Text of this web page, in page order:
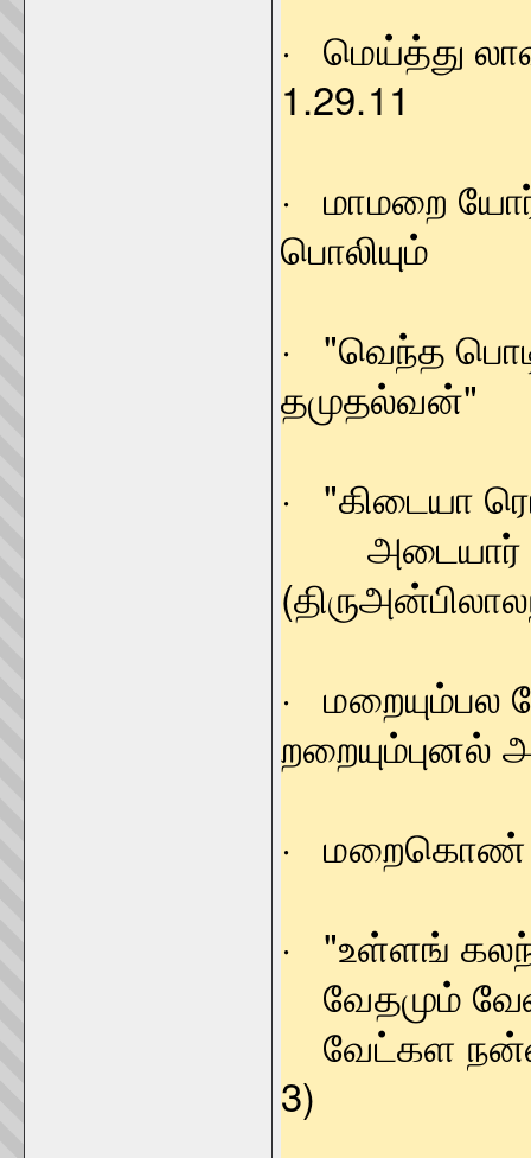
· மெய்த்து
1.29.11
· மாமறை
· "வெந்த
தமுதல்வன்"
· "கிடையா
· மறையும்பல
· மறைகொண்
· "உள்ளங்
வேதமும்
வேட்கள
3)